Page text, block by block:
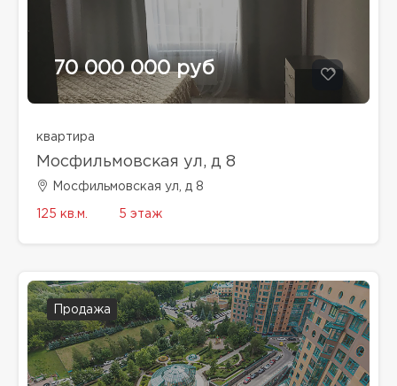
70 000 000 руб
квартира
Мосфильмовская ул, д 8
Мосфильмовская ул, д 8
125 кв.м. 5 этаж
Продажа